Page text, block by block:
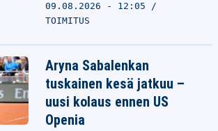
09.08.2026 - 12:05
TOIMITUS
Aryna Sabalenkan
tuskainen kesä jatkuu –
uusi kolaus ennen US
Openia